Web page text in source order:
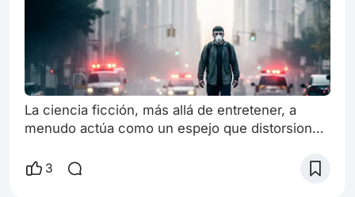
La ciencia ficción, más allá de entretener, a
menudo actúa como un espejo que distorsiona,
inquietante precisión los caminos que la
3